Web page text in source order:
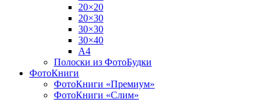
20×20
20×30
30×30
30×40
A4
Полоски из ФотоБудки
ФотоКниги
ФотоКниги «Премиум»
ФотоКниги «Слим»